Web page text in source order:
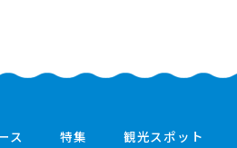
ス 特集 観光スポット